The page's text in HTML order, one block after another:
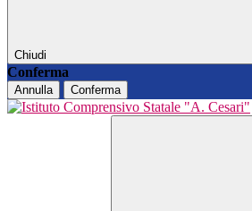
Chiudi
Conferma
Annulla Conferma